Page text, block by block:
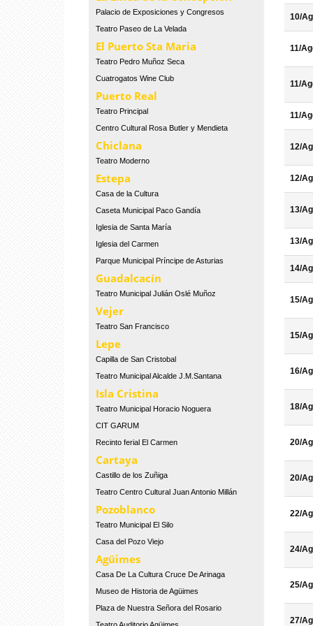
Palacio de Exposiciones y Congresos
Teatro Paseo de La Velada
El Puerto Sta Maria
Teatro Pedro Muñoz Seca
Cuatrogatos Wine Club
Puerto Real
Teatro Principal
Centro Cultural Rosa Butler y Mendieta
Chiclana
Teatro Moderno
Estepa
Casa de la Cultura
Caseta Municipal Paco Gandía
Iglesia de Santa María
Iglesia del Carmen
Parque Municipal Príncipe de Asturias
Guadalcacín
Teatro Municipal Julián Oslé Muñoz
Vejer
Teatro San Francisco
Lepe
Capilla de San Cristobal
Teatro Municipal Alcalde J.M.Santana
Isla Cristina
Teatro Municipal Horacio Noguera
CIT GARUM
Recinto ferial El Carmen
Cartaya
Castillo de los Zuñiga
Teatro Centro Cultural Juan Antonio Millán
Pozoblanco
Teatro Municipal El Silo
Casa del Pozo Viejo
Agüimes
Casa De La Cultura Cruce De Arinaga
Museo de Historia de Agüimes
Plaza de Nuestra Señora del Rosario
10/
11/
11/
11/
12/
12/
13/
13/
14/
15/
15/
16/
18/
20/
20/
22/
24/
25/
27/